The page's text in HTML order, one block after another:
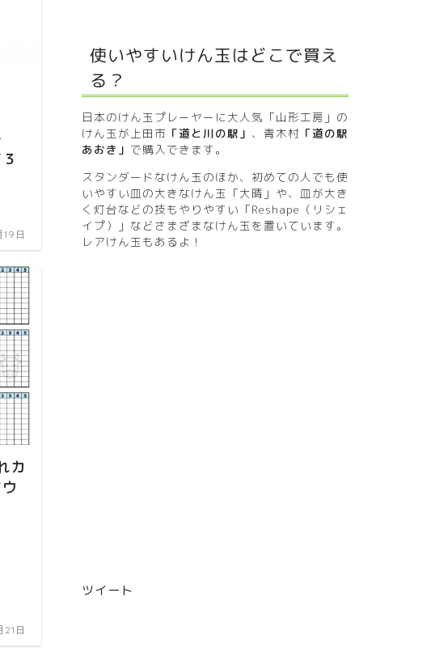
日
カ
日
使いやすいけん玉はどこで買え
る？
日本のけん玉プレーヤーに大人気「山形工房」の
けん玉が上田市 「道と川の駅」 、青木村 「道の駅
あおき」 で購入できます。
スタンダードなけん玉のほか、初めての人でも使
いやすい皿の大きなけん玉「大晴」や、皿が大き
く灯台などの技もやりやすい「Reshape（リシェ
イプ）」などさまざまなけん玉を置いています。
レアけん玉もあるよ！
ツイート